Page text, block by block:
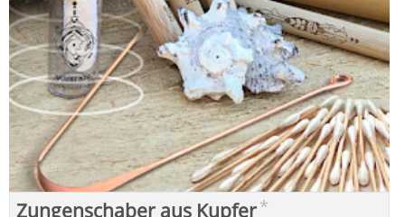
Zungenschaber aus Kupfer*